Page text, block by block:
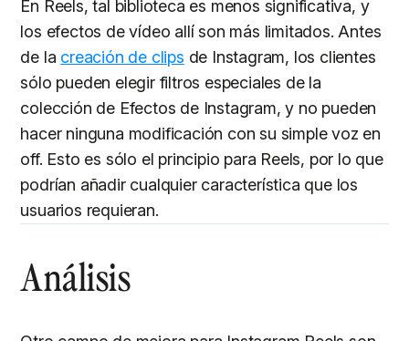
En Reels, tal biblioteca es menos significativa, y
los efectos de vídeo allí son más limitados. Antes
de la creación de clips de Instagram, los clientes
sólo pueden elegir filtros especiales de la
colección de Efectos de Instagram, y no pueden
hacer ninguna modificación con su simple voz en
off. Esto es sólo el principio para Reels, por lo que
podrían añadir cualquier característica que los
usuarios requieran.
Análisis